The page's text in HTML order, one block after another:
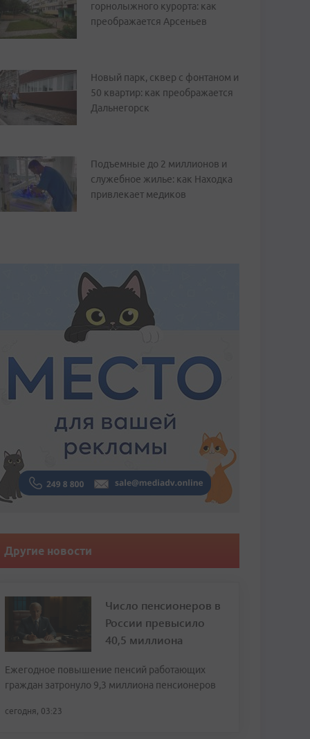
горнолыжного курорта: как
преображается Арсеньев
Новый парк, сквер с фонтаном и
50 квартир: как преображается
Дальнегорск
Подъемные до 2 миллионов и
служебное жилье: как Находка
привлекает медиков
Другие новости
Число пенсионеров в
России превысило
40,5 миллиона
Ежегодное повышение пенсий работающих
граждан затронуло 9,3 миллиона пенсионеров
сегодня, 03:23